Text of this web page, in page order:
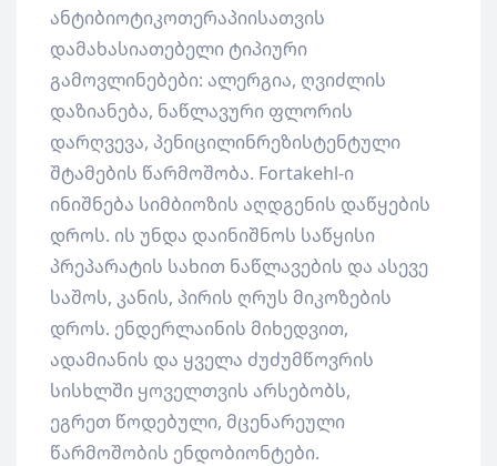
ანტიბიოტიკოთერაპიისათვის
დამახასიათებელი ტიპიური
გამოვლინებები: ალერგია, ღვიძლის
დაზიანება, ნაწლავური ფლორის
დარღვევა, პენიცილინრეზისტენტული
შტამების წარმოშობა. Fortakehl-ი
ინიშნება სიმბიოზის აღდგენის დაწყების
დროს. ის უნდა დაინიშნოს საწყისი
პრეპარატის სახით ნაწლავების და ასევე
საშოს, კანის, პირის ღრუს მიკოზების
დროს. ენდერლაინის მიხედვით,
ადამიანის და ყველა ძუძუმწოვრის
სისხლში ყოველთვის არსებობს,
ეგრეთ წოდებული, მცენარეული
წარმოშობის ენდობიონტები.